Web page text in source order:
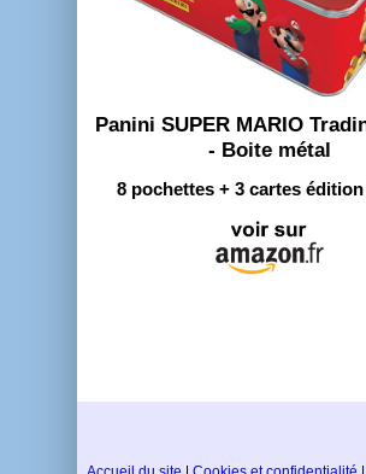
Panini SUPER MARIO
- Boite métal
8 pochettes + 3 cartes